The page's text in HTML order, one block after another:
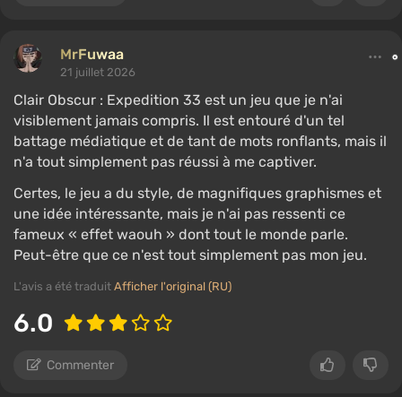
MrFuwaa
21 juillet 2026
Clair Obscur : Expedition 33 est un jeu que je n'ai
visiblement jamais compris. Il est entouré d'un tel
battage médiatique et de tant de mots ronflants, mais il
n'a tout simplement pas réussi à me captiver.
Certes, le jeu a du style, de magnifiques graphismes et
une idée intéressante, mais je n'ai pas ressenti ce
fameux « effet waouh » dont tout le monde parle.
Peut-être que ce n'est tout simplement pas mon jeu.
L'avis a été traduit Afficher l'original (RU)
6.0
Commenter